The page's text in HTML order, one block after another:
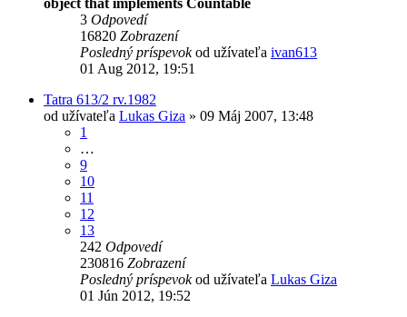
3 Odpovedí
16820 Zobrazení
Posledný príspevokod užívateľa ivan613
01 Aug 2012, 19:51
Tatra 613/2 rv.1982
od užívateľa Lukas Giza » 09 Máj 2007, 13:48
1
…
9
10
11
12
13
242 Odpovedí
230816 Zobrazení
Posledný príspevokod užívateľa Lukas Giza
01 Jún 2012, 19:52